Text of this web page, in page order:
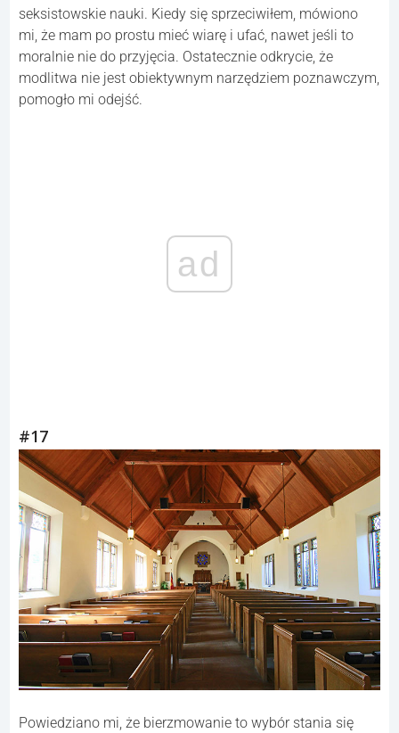
seksistowskie nauki. Kiedy się sprzeciwiłem, mówiono
mi, że mam po prostu mieć wiarę i ufać, nawet jeśli to
moralnie nie do przyjęcia. Ostatecznie odkrycie, że
modlitwa nie jest obiektywnym narzędziem poznawczym,
pomogło mi odejść.
ad
#17
Powiedziano mi, że bierzmowanie to wybór stania się